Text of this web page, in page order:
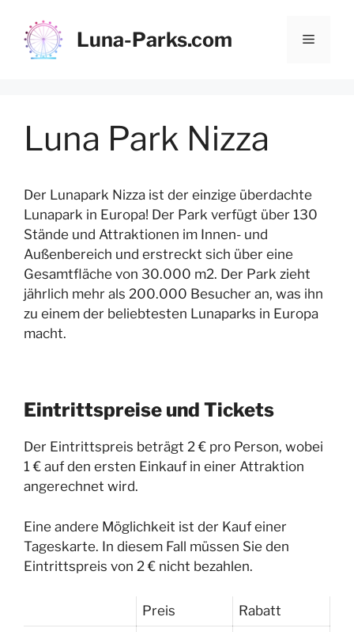
Inhalt
springen
Luna-Parks.com Menü
Luna Park Nizza
Der Lunapark Nizza ist der einzige überdachte
Lunapark in Europa! Der Park verfügt über 130
Stände und Attraktionen im Innen- und
Außenbereich und erstreckt sich über eine
Gesamtfläche von 30.000 m2. Der Park zieht
jährlich mehr als 200.000 Besucher an, was ihn
zu einem der beliebtesten Lunaparks in Europa
macht.
Eintrittspreise und Tickets
Der Eintrittspreis beträgt 2 € pro Person, wobei
1 € auf den ersten Einkauf in einer Attraktion
angerechnet wird.
Eine andere Möglichkeit ist der Kauf einer
Tageskarte. In diesem Fall müssen Sie den
Eintrittspreis von 2 € nicht bezahlen.
Preis
Rabatt